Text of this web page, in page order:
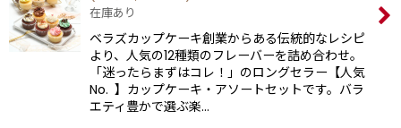
在庫あり
ベラズカップケーキ創業からある伝統的なレシピ
より、⼈気の12種類のフレーバーを詰め合わせ。
「迷ったらまずはコレ！」のロングセラー【⼈気
No. 】カップケーキ‧アソートセットです。バラ
エティ豊かで選ぶ楽…